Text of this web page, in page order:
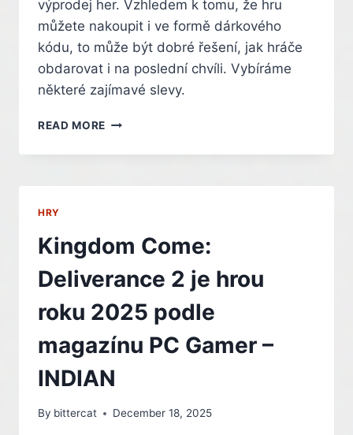
výprodej her. Vzhledem k tomu, že hru
můžete nakoupit i ve formě dárkového
kódu, to může být dobré řešení, jak hráče
obdarovat i na poslední chvíli. Vybíráme
některé zajímavé slevy.
READ MORE IDEÁLNÍ
DÁREK
ZAJÍMAVÉ
SLEVY
HER
HRY
Kingdom Come:
Deliverance 2 je hrou
roku 2025 podle
magazínu PC Gamer –
INDIAN
By bittercat December 18, 2025